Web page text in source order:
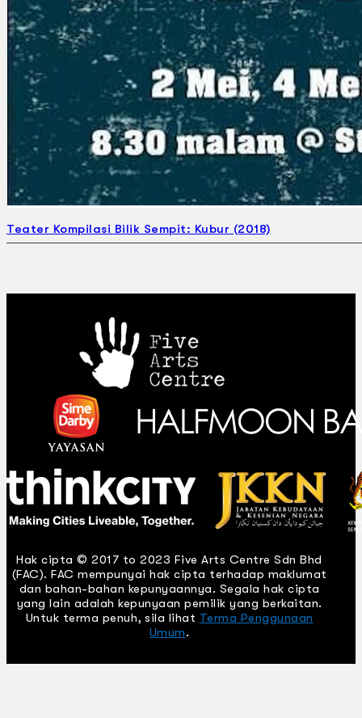
Teater Kompilasi Bilik Sempit: Kubur (2018)
Hak cipta © 2017 to 2023 Five Arts Centre Sdn Bhd
(FAC). FAC mempunyai hak cipta terhadap maklumat
dan bahan-bahan kepunyaannya. Segala hak cipta
yang lain adalah kepunyaan pemilik yang berkaitan.
Untuk terma penuh, sila lihat Terma Penggunaan
Umum.